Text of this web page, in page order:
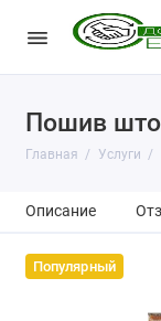
Пошив
Главная Услуги
Описание
Популярный